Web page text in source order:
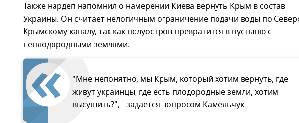
Также нардеп напомнил о намерении Киева вернуть Крым в состав
Украины. Он считает нелогичным ограничение подачи воды по
Крымскому каналу, так как полуостров превратится в пустыню с
неплодородными землями.
"Мне непонятно, мы Крым, который хотим вернуть, где
живут украинцы, где есть плодородные земли, хотим
высушить?", - задается вопросом Камельчук.